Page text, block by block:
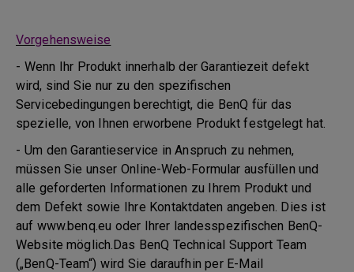
Vorgehensweise
- Wenn Ihr Produkt innerhalb der Garantiezeit defekt
wird, sind Sie nur zu den spezifischen
Servicebedingungen berechtigt, die BenQ für das
spezielle, von Ihnen erworbene Produkt festgelegt hat.
- Um den Garantieservice in Anspruch zu nehmen,
müssen Sie unser Online-Web-Formular ausfüllen und
alle geforderten Informationen zu Ihrem Produkt und
dem Defekt sowie Ihre Kontaktdaten angeben. Dies ist
auf www.benq.eu oder Ihrer landesspezifischen BenQ-
Website möglich.Das BenQ Technical Support Team
(„BenQ-Team“) wird Sie daraufhin per E-Mail